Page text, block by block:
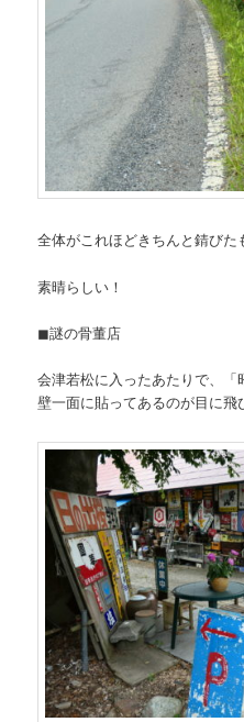
全体がこれほどきちんと錆びた
素晴らしい！
◼謎の骨董店
会津若松に入ったあたりで、
壁一面に貼ってあるのが目に飛